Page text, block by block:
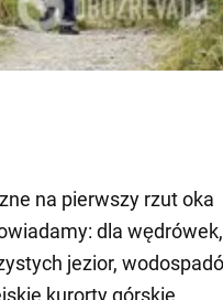
na pierwszy rzut oka
dla wędrówek,
jezior,
kurorty górskie.